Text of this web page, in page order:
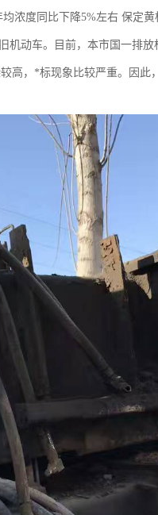
浓度同比下降5%左右 保定
机动车。目前，本市国一排
高，*标现象比较严重。因此